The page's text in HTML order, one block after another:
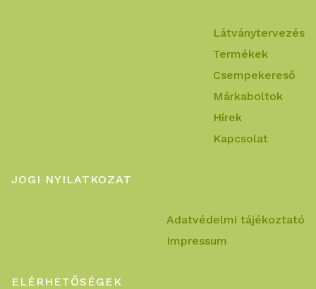
Látványtervezés
Termékek
Csempekereső
Márkaboltok
Hírek
Kapcsolat
JOGI NYILATKOZAT
Adatvédelmi tájékoztató
Impressum
ELÉRHETŐSÉGEK